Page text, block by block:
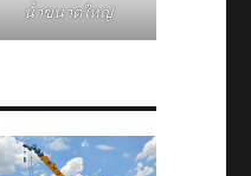
น้ำขนาดใหญ่